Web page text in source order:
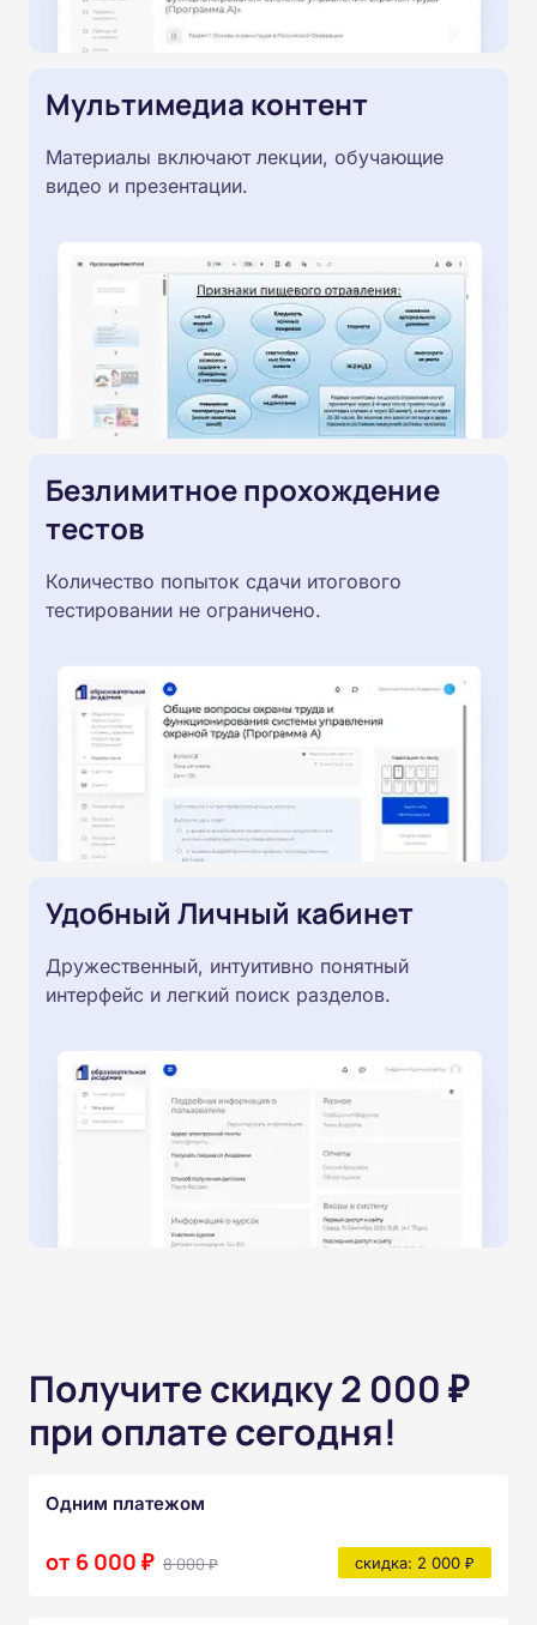
Мультимедиа контент
Материалы включают лекции, обучающие
видео и презентации.
Безлимитное прохождение
тестов
Количество попыток сдачи итогового
тестировании не ограничено.
Удобный Личный кабинет
Дружественный, интуитивно понятный
интерфейс и легкий поиск разделов.
Получите скидку 2 000 ₽
при оплате сегодня!
Одним платежом
от 6 000 ₽ 8 000 ₽ скидка: 2 000 ₽